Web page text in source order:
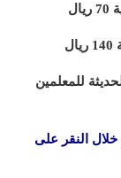
للمعلمين
النقر على